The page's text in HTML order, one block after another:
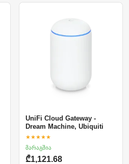
UniFi Cloud Gateway -
Dream Machine, Ubiquiti
★★★★★
მარაგშია
₾1,121.68